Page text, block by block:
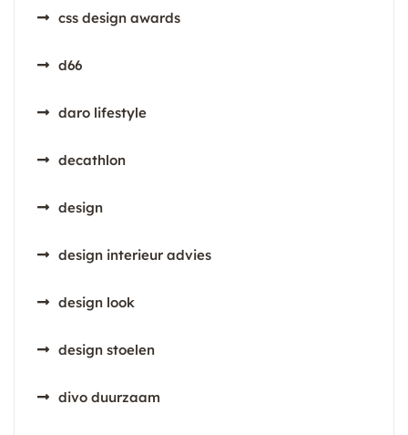
css design awards
d66
daro lifestyle
decathlon
design
design interieur advies
design look
design stoelen
divo duurzaam